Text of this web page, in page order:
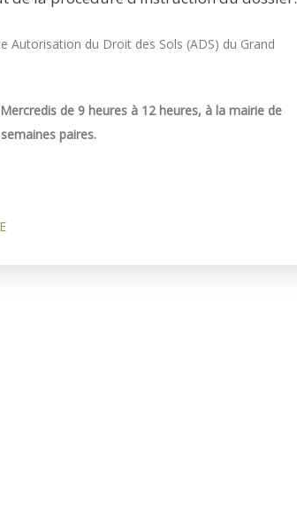
Autorisation du Droit des Sols (ADS) du Grand
de 9 heures à 12 heures, à la mairie de
paires.